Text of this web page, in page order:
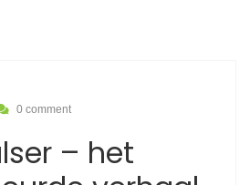
0 comment
– het